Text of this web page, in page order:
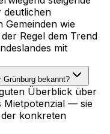
deutlichen
Gemeinden wie
Regel dem Trend
mit
bekannt?
Überblick über
Mietpotenzial — sie
konkreten